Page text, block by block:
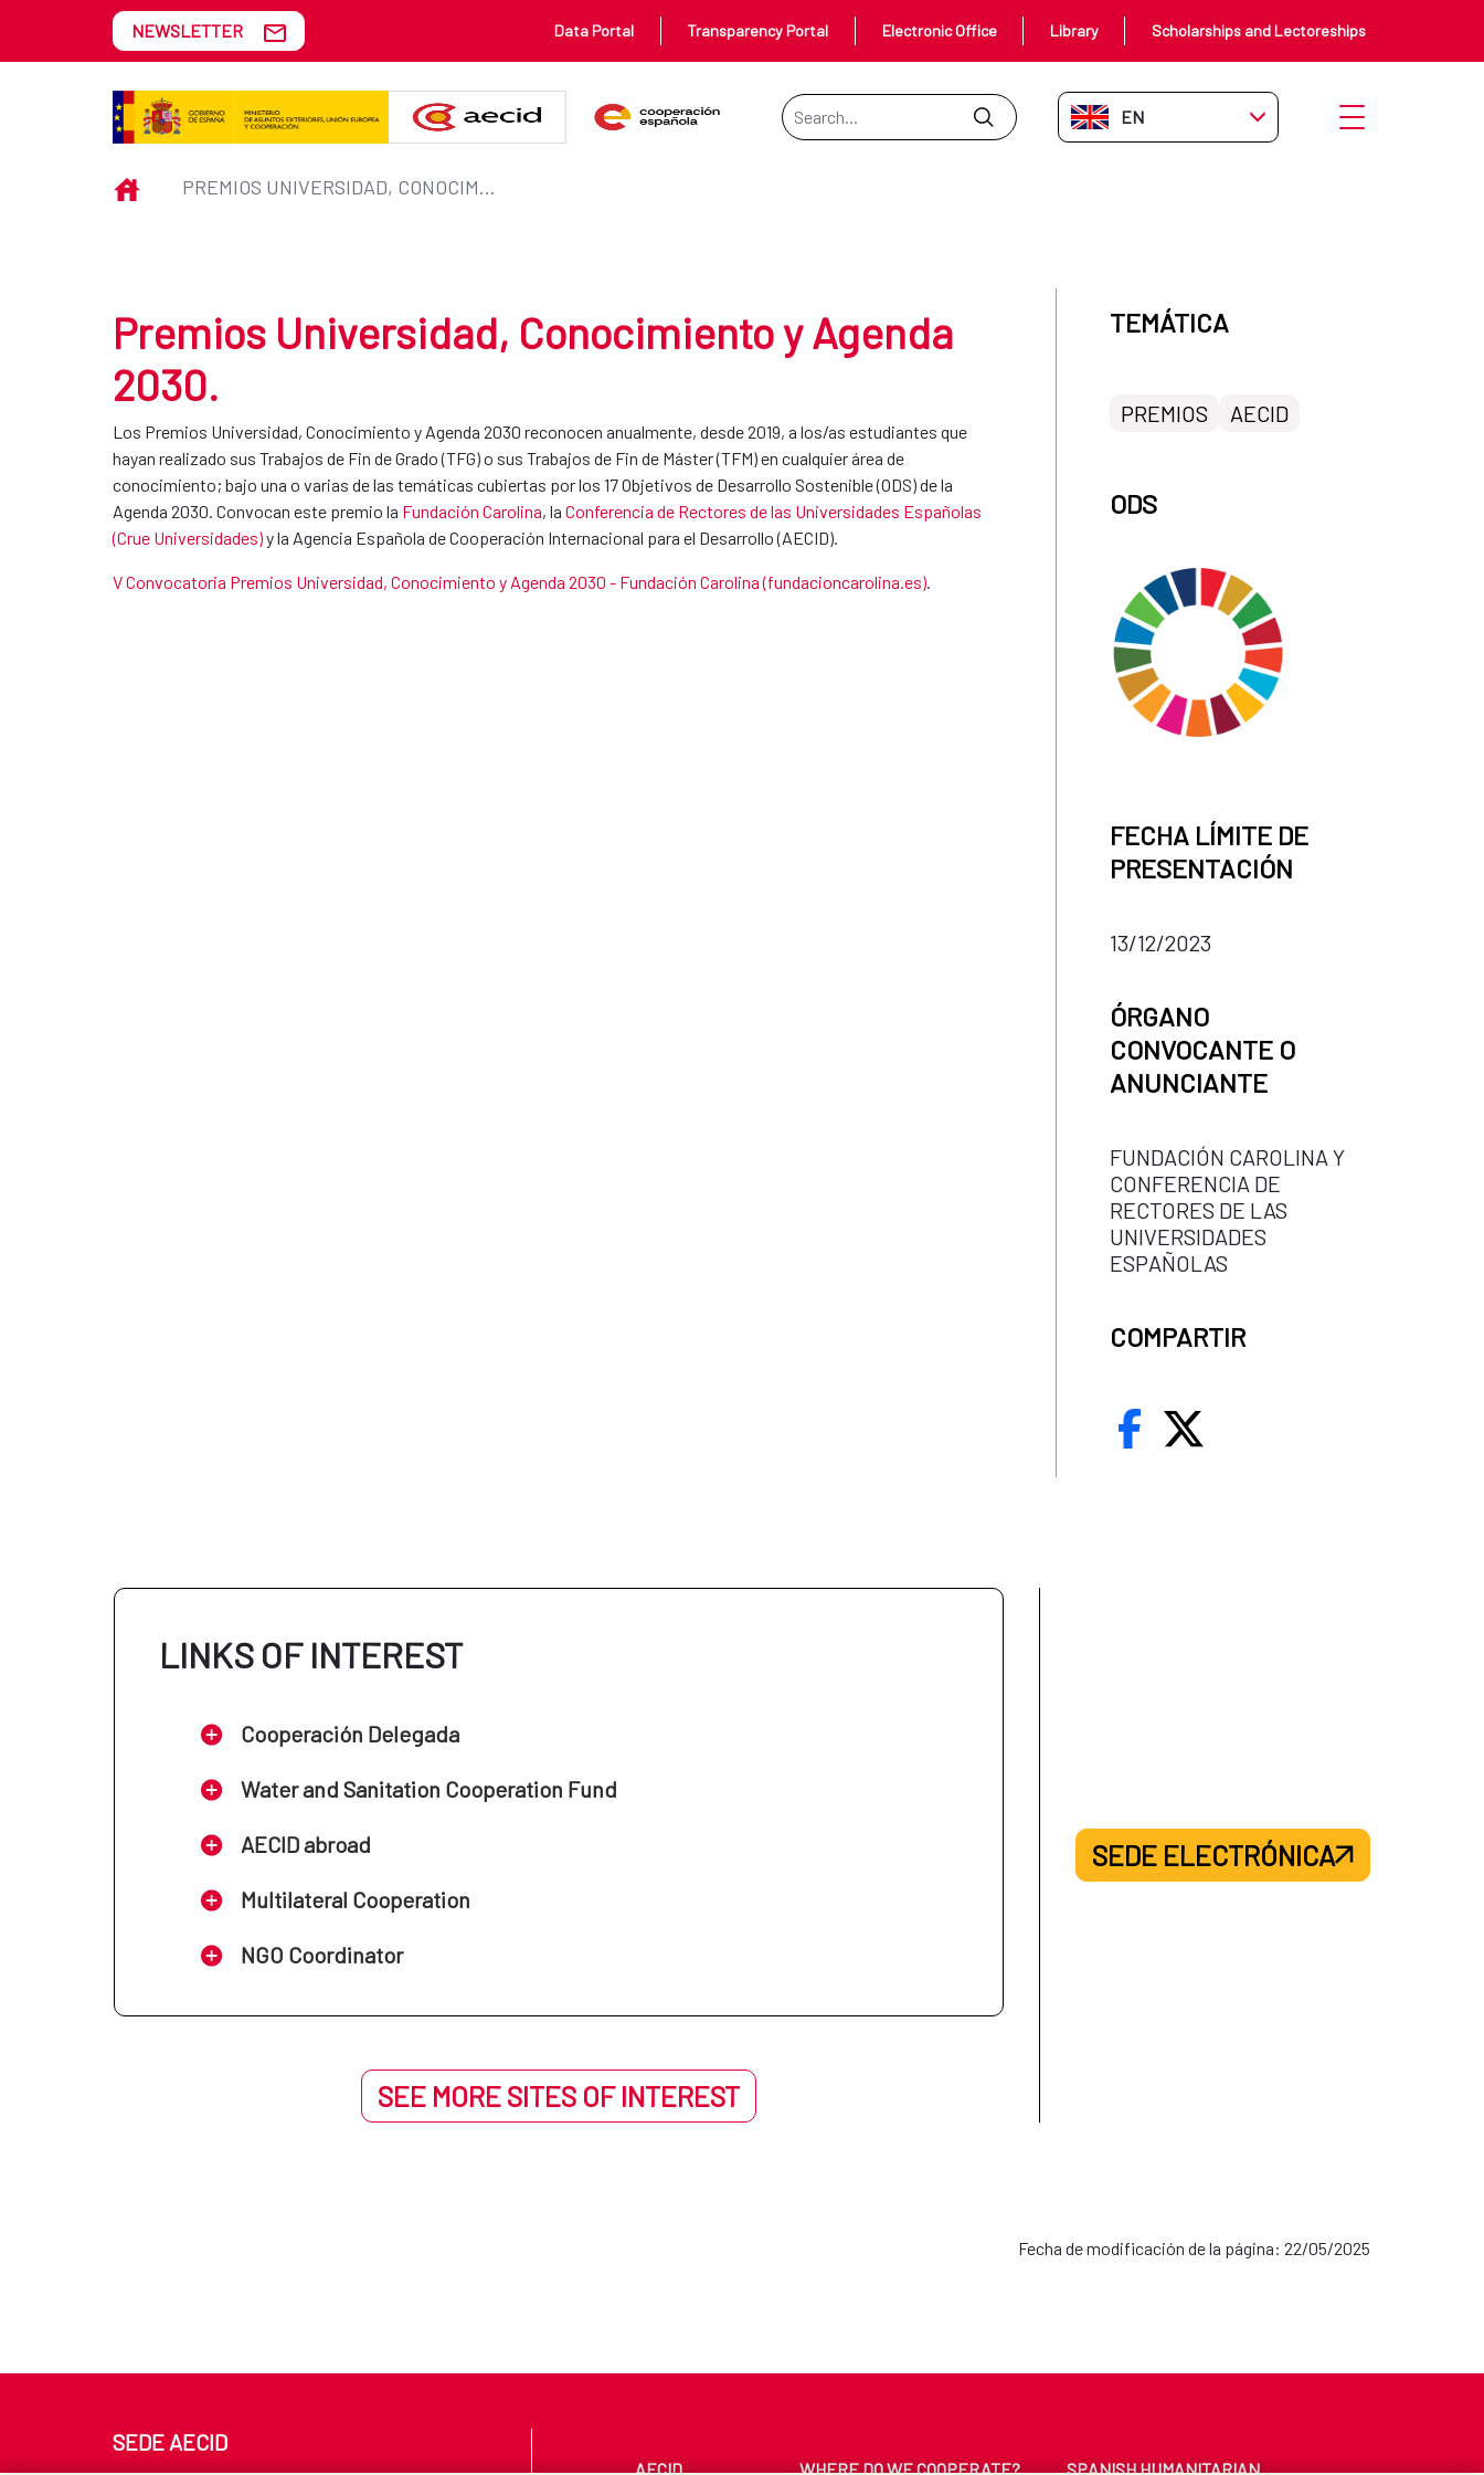
Skip to Main Content
Premios Universidad, Conocimiento y Agenda 2030
NEWSLETTER Data Portal Transparency Portal Electronic Office Library Scholarships and Lectoreships
Search Bar
EN-GB Open menu
INICIO PREMIOS UNIVERSIDAD, CONOCIMIENTO Y AGENDA 2030
Premios Universidad, Conocimiento y Agenda
2030.
Los Premios Universidad, Conocimiento y Agenda 2030 reconocen anualmente, desde 2019, a los/as estudiantes que
hayan realizado sus Trabajos de Fin de Grado (TFG) o sus Trabajos de Fin de Máster (TFM) en cualquier área de
conocimiento; bajo una o varias de las temáticas cubiertas por los 17 Objetivos de Desarrollo Sostenible (ODS) de la
Agenda 2030. Convocan este premio la Fundación Carolina, la Conferencia de Rectores de las Universidades Españolas
(Crue Universidades)y la Agencia Española de Cooperación Internacional para el Desarrollo (AECID).
V Convocatoria Premios Universidad, Conocimiento y Agenda 2030 - Fundación Carolina (fundacioncarolina.es)
TEMÁTICA
PREMIOS AECID
ODS
FECHA LÍMITE DE
PRESENTACIÓN
13/12/2023
ÓRGANO
CONVOCANTE O
ANUNCIANTE
FUNDACIÓN CAROLINA Y
CONFERENCIA DE
RECTORES DE LAS
UNIVERSIDADES
ESPAÑOLAS
COMPARTIR
LINKS OF INTEREST
Cooperación Delegada
Water and Sanitation Cooperation Fund
AECID abroad
Multilateral Cooperation
NGO Coordinator
SEE MORE SITES OF INTEREST
SEDE ELECTRÓNICA
Fecha de modificación de la página: 22/05/2025
SEDE AECID
AECID WHERE DO WE COOPERATE? SPANISH HUMANITARIAN